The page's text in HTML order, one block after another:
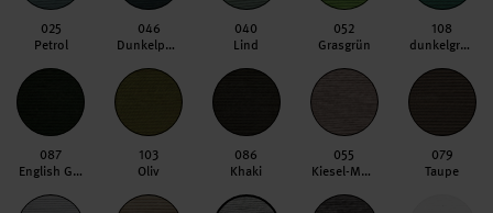
025
Petrol
046
Dunkelpetrol
040
Lind
052
Grasgrün
108
dunkelgrün
087
English Green
103
Oliv
086
Khaki
055
Kiesel-Melange
079
Taupe